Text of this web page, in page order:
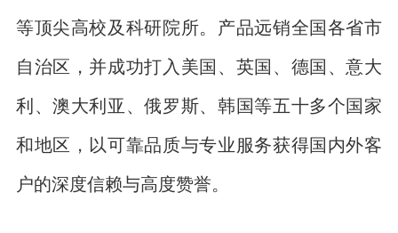
等顶尖高校及科研院所。产品远销全国各省市
自治区，并成功打入美国、英国、德国、意大
利、澳大利亚、俄罗斯、韩国等五十多个国家
和地区，以可靠品质与专业服务获得国内外客
户的深度信赖与高度赞誉。